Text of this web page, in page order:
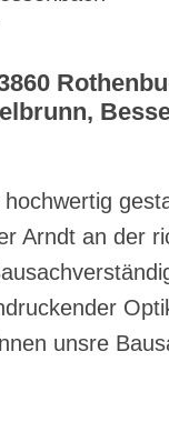
Arndt an der
unsre